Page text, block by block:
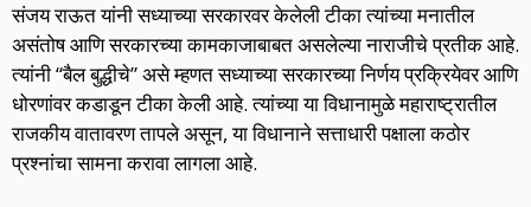
संजय राऊत यांनी सध्याच्या सरकारवर केलेली टीका त्यांच्या मनातील
असंतोष आणि सरकारच्या कामकाजाबाबत असलेल्या नाराजीचे प्रतीक आहे.
त्यांनी “बैल बुद्धीचे” असे म्हणत सध्याच्या सरकारच्या निर्णय प्रक्रियेवर आणि
धोरणांवर कडाडून टीका केली आहे. त्यांच्या या विधानामुळे महाराष्ट्रातील
राजकीय वातावरण तापले असून, या विधानाने सत्ताधारी पक्षाला कठोर
प्रश्नांचा सामना करावा लागला आहे.